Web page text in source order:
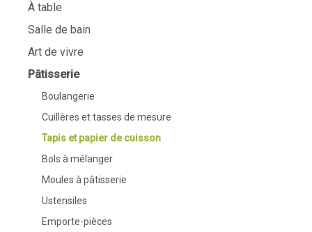
À table
Salle de bain
Art de vivre
Pâtisserie
Boulangerie
Cuillères et tasses de mesure
Tapis et papier de cuisson
Bols à mélanger
Moules à pâtisserie
Ustensiles
Emporte-pièces